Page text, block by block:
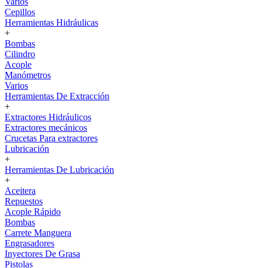
Cepillos
Herramientas Hidráulicas
+
Bombas
Cilindro
Acople
Manómetros
Varios
Herramientas De Extracción
+
Extractores Hidráulicos
Extractores mecánicos
Crucetas Para extractores
Lubricación
+
Herramientas De Lubricación
+
Aceitera
Repuestos
Acople Rápido
Bombas
Carrete Manguera
Engrasadores
Inyectores De Grasa
Pistolas